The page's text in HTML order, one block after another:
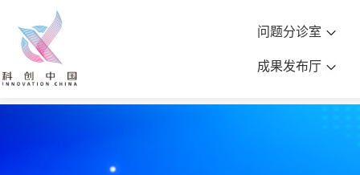
问题分诊室
成果发布厅